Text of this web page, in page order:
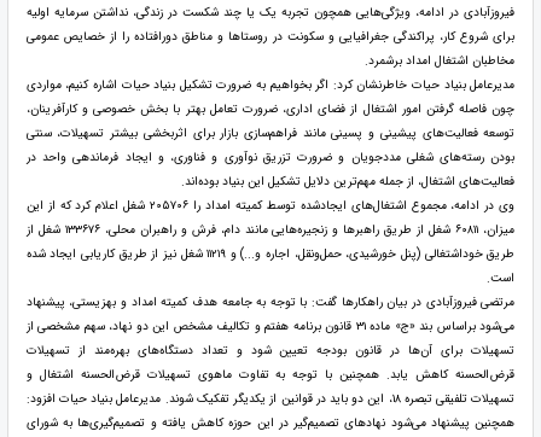
فیروزآبادی در ادامه، ویژگی‌هایی همچون تجربه یک یا چند شکست در زندگی، نداشتن سرمایه اولیه
برای شروع کار، پراکندگی جغرافیایی و سکونت در روستاها و مناطق دورافتاده را از خصایص عمومی
مخاطبان اشتغال امداد برشمرد.
مدیرعامل بنیاد حیات خاطرنشان کرد: اگر بخواهیم به ضرورت تشکیل بنیاد حیات اشاره کنیم، مواردی
چون فاصله گرفتن امور اشتغال از فضای اداری، ضرورت تعامل بهتر با بخش خصوصی و کارآفرینان،
توسعه فعالیت‌های پیشینی و پسینی مانند فراهم‌سازی بازار برای اثربخشی بیشتر تسهیلات، سنتی
بودن رسته‌های شغلی مددجویان و ضرورت تزریق نوآوری و فناوری، و ایجاد فرماندهی واحد در
فعالیت‌های اشتغال، از جمله مهم‌ترین دلایل تشکیل این بنیاد بوده‌اند.
وی در ادامه، مجموع اشتغال‌های ایجادشده توسط کمیته امداد را ۲۰۵۷۰۶ شغل اعلام کرد که از این
میزان، ۶۰۸۱۱ شغل از طریق راهبرها و زنجیره‌هایی مانند دام، فرش و راهبران محلی، ۱۳۳۶۷۶ شغل از
طریق خوداشتغالی (پنل خورشیدی، حمل‌ونقل، اجاره و...) و ۱۱۲۱۹ شغل نیز از طریق کاریابی ایجاد شده
است.
مرتضی فیروزآبادی در بیان راهکارها گفت: با توجه به جامعه هدف کمیته امداد و بهزیستی، پیشنهاد
می‌شود براساس بند «ج» ماده ۳۱ قانون برنامه هفتم و تکالیف مشخص این دو نهاد، سهم مشخصی از
تسهیلات برای آن‌ها در قانون بودجه تعیین شود و تعداد دستگاه‌های بهره‌مند از تسهیلات
قرض‌الحسنه کاهش یابد. همچنین با توجه به تفاوت ماهوی تسهیلات قرض‌الحسنه اشتغال و
تسهیلات تلفیقی تبصره ۱۸، این دو باید در قوانین از یکدیگر تفکیک شوند. مدیرعامل بنیاد حیات افزود:
همچنین پیشنهاد می‌شود نهادهای تصمیم‌گیر در این حوزه کاهش یافته و تصمیم‌گیری‌ها به شورای